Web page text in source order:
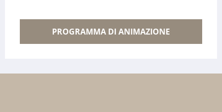
PROGRAMMA DI ANIMAZIONE